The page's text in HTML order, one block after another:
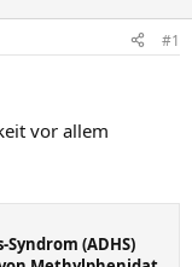
#1
vor allem
(ADHS)